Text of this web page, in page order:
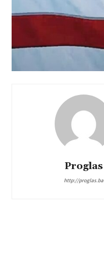
Proglas
http://proglas.ba